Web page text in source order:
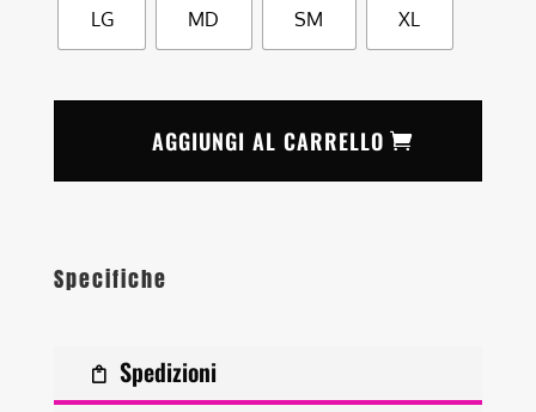
LG MD SM XL
AGGIUNGI AL CARRELLO
Specifiche
Spedizioni